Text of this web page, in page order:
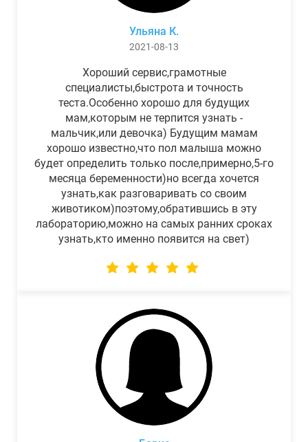
Ульяна К.
2021-08-13
Хороший сервис,грамотные
специалисты,быстрота и точность
теста.Особенно хорошо для будущих
мам,которым не терпится узнать -
мальчик,или девочка) Будущим мамам
хорошо известно,что пол малыша можно
будет определить только после,примерно,5-го
месяца беременности)но всегда хочется
узнать,как разговаривать со своим
животиком)поэтому,обратившись в эту
лабораторию,можно на самых ранних сроках
узнать,кто именно появится на свет)